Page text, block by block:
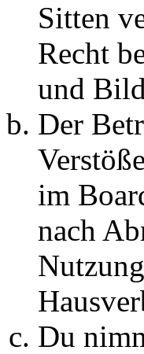
Sitten
Recht
und
Der
im
nach
Du